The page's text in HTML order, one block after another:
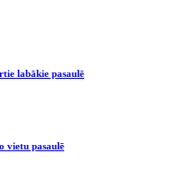
labākie pasaulē
vietu pasaulē